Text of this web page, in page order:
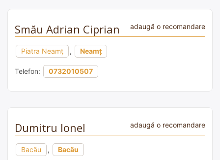
Smău Adrian Ciprian adaugă o recomandare
Piatra Neamț , Neamț
Telefon: 0732010507
Dumitru Ionel adaugă o recomandare
Bacău , Bacău